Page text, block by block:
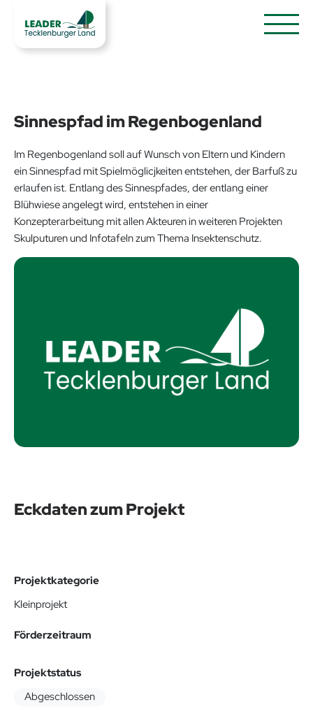
Sinnespfad im Regenbogenland
Im Regenbogenland soll auf Wunsch von Eltern und Kindern
ein Sinnespfad mit Spielmöglicjkeiten entstehen, der Barfuß zu
erlaufen ist. Entlang des Sinnespfades, der entlang einer
Blühwiese angelegt wird, entstehen in einer
Konzepterarbeitung mit allen Akteuren in weiteren Projekten
Skulputuren und Infotafeln zum Thema Insektenschutz.
Eckdaten zum Projekt
Projektkategorie
Kleinprojekt
Förderzeitraum
Projektstatus
Abgeschlossen